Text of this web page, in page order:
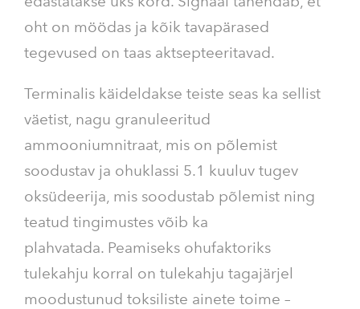
oht on möödas ja kõik tavapärased
tegevused on taas aktsepteeritavad.
Terminalis käideldakse teiste seas ka sellist
väetist, nagu granuleeritud
ammooniumnitraat, mis on põlemist
soodustav ja ohuklassi 5.1 kuuluv tugev
oksüdeerija, mis soodustab põlemist ning
teatud tingimustes võib ka
plahvatada. Peamiseks ohufaktoriks
tulekahju korral on tulekahju tagajärjel
moodustunud toksiliste ainete toime –